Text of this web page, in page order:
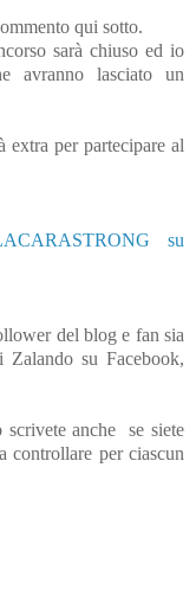
qui sotto.
sarà chiuso ed io
avranno lasciato un
extra per partecipare al
su
del blog e fan sia
su Facebook,
scrivete anche se siete
controllare per ciascun